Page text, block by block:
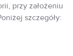
przy założeniu
szczegóły: